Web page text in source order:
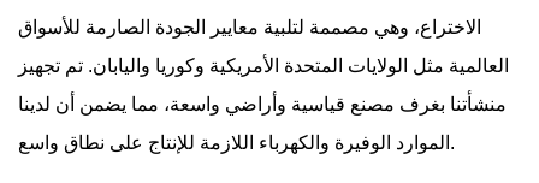
الاختراع، وهي مصممة لتلبية معايير الجودة الصارمة للأسواق
العالمية مثل الولايات المتحدة الأمريكية وكوريا واليابان. تم تجهيز
منشأتنا بغرف مصنع قياسية وأراضي واسعة، مما يضمن أن لدينا
الموارد الوفيرة والكهرباء اللازمة للإنتاج على نطاق واسع.